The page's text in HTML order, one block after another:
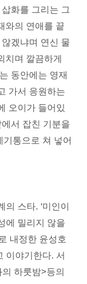
화를 그리는 그
와의 연애를 끝
겠냐며 연신 물
치며 깔끔하게
동안에는 영재
가서 응원하는
오이가 들어있
서 잡친 기분을
통으로 쳐 넣어
스타. ‘미인이
에 밀리지 않을
내정한 윤성호
이야기한다. 서
하룻밤>등의